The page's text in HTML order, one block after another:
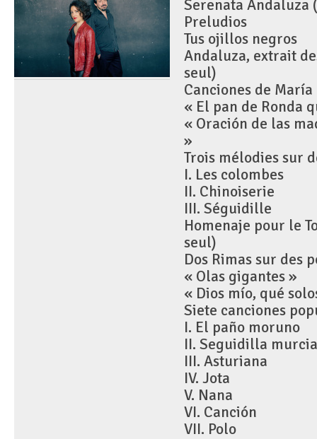
Serenata Andaluza
Preludios
Tus ojillos negros
Andaluza, extrait
seul)
Canciones de
« El pan de Ronda
« Oración de las
»
Trois mélodies sur
I. Les colombes
II. Chinoiserie
III. Séguidille
Homenaje pour le
seul)
Dos Rimas sur des
« Olas gigantes »
« Dios mío, qué
Siete canciones
I. El paño moruno
II. Seguidilla
III. Asturiana
IV. Jota
V. Nana
VI. Canción
VII. Polo